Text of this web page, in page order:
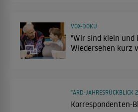
"Wir sind klein und
Wiedersehen kurz
VOX-DOKU
Korrespondenten-
"ARD-JAHRESRÜCKBLICK